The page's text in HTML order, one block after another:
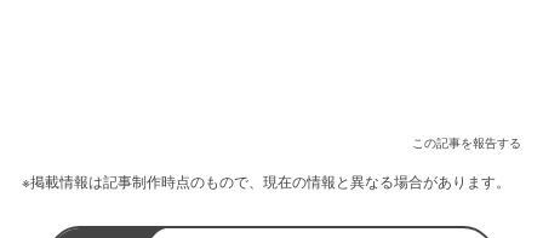
この記事を報告する
※掲載情報は記事制作時点のもので、現在の情報と異なる場合があります。